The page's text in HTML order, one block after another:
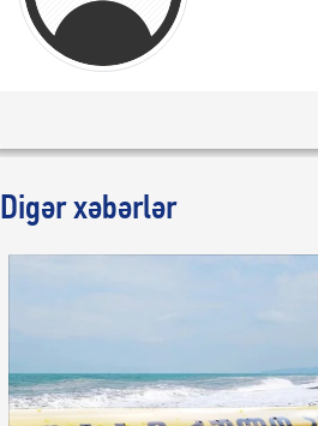
Digər xəbərlər